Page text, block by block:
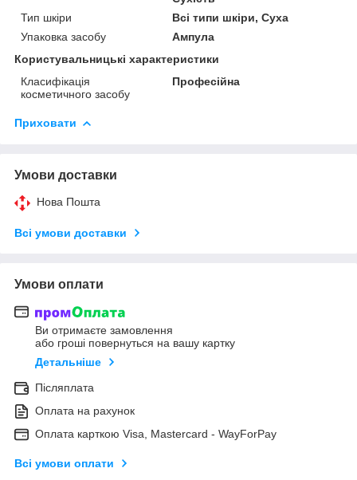
Тип шкіри
Всі типи шкіри, Суха
Упаковка засобу
Ампула
Користувальницькі характеристики
Класифікація
косметичного засобу
Професійна
Приховати
Умови доставки
Нова Пошта
Всі умови доставки
Умови оплати
Ви отримаєте замовлення
або гроші повернуться на вашу картку
Детальніше
Післяплата
Оплата на рахунок
Оплата карткою Visa, Mastercard - WayForPay
Всі умови оплати